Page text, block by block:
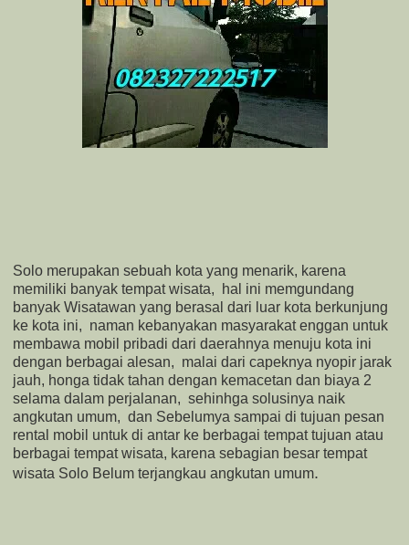
Solo merupakan sebuah kota yang menarik, karena
memiliki banyak tempat wisata, hal ini memgundang
banyak Wisatawan yang berasal dari luar kota berkunjung
ke kota ini, naman kebanyakan masyarakat enggan untuk
membawa mobil pribadi dari daerahnya menuju kota ini
dengan berbagai alesan, malai dari capeknya nyopir jarak
jauh, honga tidak tahan dengan kemacetan dan biaya 2
selama dalam perjalanan, sehinhga solusinya naik
angkutan umum, dan Sebelumya sampai di tujuan pesan
rental mobil untuk di antar ke berbagai tempat tujuan atau
berbagai tempat wisata, karena sebagian besar tempat
wisata Solo Belum terjangkau angkutan umum.